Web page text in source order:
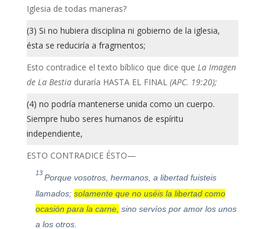
Iglesia de todas maneras?
(3) Si no hubiera disciplina ni gobierno de la iglesia,
ésta se reduciría a fragmentos;
Esto contradice el texto bíblico que dice que La Imagen
de La Bestiaduraría HASTA EL FINAL (APC. 19:20);
(4) no podría mantenerse unida como un cuerpo.
Siempre hubo seres humanos de espíritu
independiente,
ESTO CONTRADICE ÉSTO—
13 Porque vosotros, hermanos, a libertad fuisteis
llamados; solamente que no uséis la libertad como
ocasión para la carne, sino servíos por amor los unos
a los otros.